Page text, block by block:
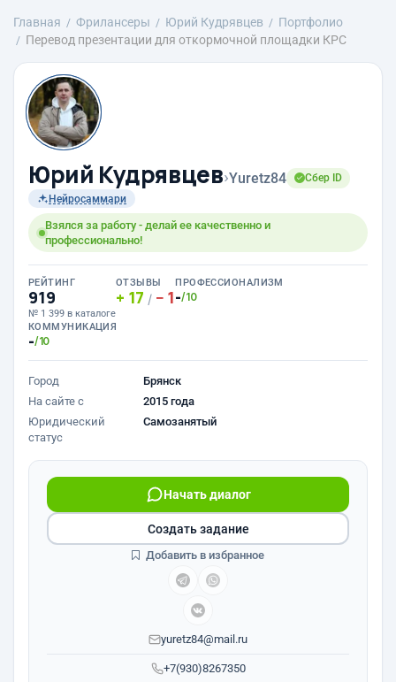
Главная Фрилансеры Юрий Кудрявцев
Портфолио
Перевод презентации для откормочной площадки КРС
Юрий Кудрявцев›Yuretz84
Сбер ID
Нейросаммари
Взялся за работу - делай ее качественно и
профессионально!
РЕЙТИНГ
919
№ 1 399 в каталоге
ОТЗЫВЫ
17 / 1
ПРОФЕССИОНАЛИЗМ
-/10
КОММУНИКАЦИЯ
-/10
Город
Брянск
На сайте с
2015 года
Юридический
статус
Самозанятый
+7(930)8267350
Начать диалог
yuretz84@mail.ru
Создать задание
Добавить в избранное